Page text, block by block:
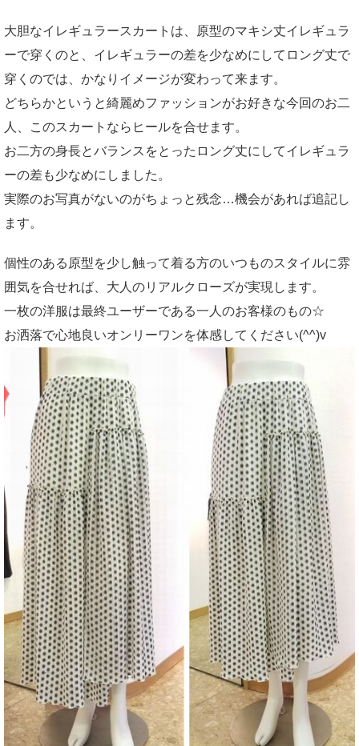
大胆なイレギュラースカートは、原型のマキシ丈イレギュラ
ーで穿くのと、イレギュラーの差を少なめにしてロング丈で
穿くのでは、かなりイメージが変わって来ます。
どちらかというと綺麗めファッションがお好きな今回のお二
人、このスカートならヒールを合せます。
お二方の身長とバランスをとったロング丈にしてイレギュラ
ーの差も少なめにしました。
実際のお写真がないのがちょっと残念…機会があれば追記し
ます。
個性のある原型を少し触って着る方のいつものスタイルに雰
囲気を合せれば、大人のリアルクローズが実現します。
一枚の洋服は最終ユーザーである一人のお客様のもの☆
お洒落で心地良いオンリーワンを体感してください(^^)v